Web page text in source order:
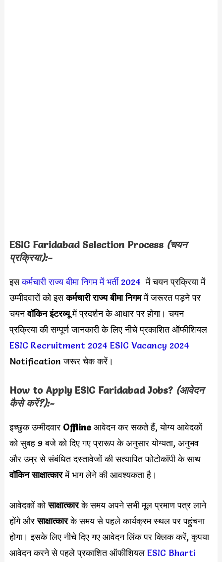
ESIC Faridabad Selection Process (चयन
प्रक्रिया):-
इसकर्मचारी राज्य बीमा निगम में भर्ती 2024 में चयन प्रक्रिया में
उम्मीदवारों को इसकर्मचारी राज्य बीमा निगममें जरूरत पड़ने पर
चयनवॉकिन इंटरव्यूमें प्रदर्शन के आधार पर होगा। चयन
प्रक्रिया की सम्पूर्ण जानकारी के लिए नीचे प्रकाशित ऑफीशियल
ESIC Recruitment 2024 ESIC Vacancy 2024
Notification जरूर चेक करें।
How to Apply ESIC Faridabad Jobs?(आवेदन
कैसे करें?):-
इच्छुक उम्मीदवार Offline आवेदन कर सकते हैं, योग्य आवेदकों
को सुबह 9 बजे को दिए गए प्रारूप के अनुसार योग्यता, अनुभव
और उम्र से संबंधित दस्तावेजों की सत्यापित फोटोकॉपी के साथ
वॉकिन साक्षात्कारमें भाग लेने की आवश्यकता है।
आवेदकों कोसाक्षात्कारके समय अपने सभी मूल प्रमाण पत्र लाने
होंगे औरसाक्षात्कारके समय से पहले कार्यक्रम स्थल पर पहुंचना
होगा। इसके लिए नीचे दिए गए आवेदन लिंक पर क्लिक करें, कृपया
आवेदन करने से पहले प्रकाशित ऑफीशियल ESIC Bharti